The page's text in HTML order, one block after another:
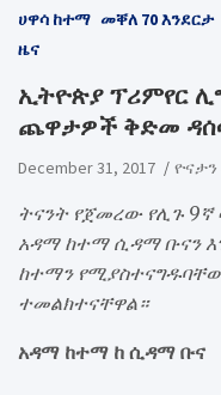
ሀዋሳ ከተማ መቐለ 70 እንደርታ
ዜና
​ኢትዮጵያ ፕሪምየር
ጨዋታዎች ቅድመ
December 31, 2017
ትናንት የጀመረው የሊጉ
አዳማ ከተማ ሲዳማ ቡናን
ከተማን
ተመልክተናቸዋል።
አዳማ ከተማ ከ ሲዳማ ቡና